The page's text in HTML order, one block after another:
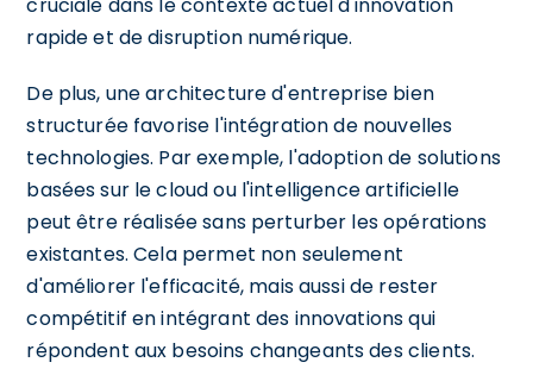
rapide et de disruption numérique.
De plus, une architecture d'entreprise bien
structurée favorise l'intégration de nouvelles
technologies. Par exemple, l'adoption de solutions
basées sur le cloud ou l'intelligence artificielle
peut être réalisée sans perturber les opérations
existantes. Cela permet non seulement
d'améliorer l'efficacité, mais aussi de rester
compétitif en intégrant des innovations qui
répondent aux besoins changeants des clients.